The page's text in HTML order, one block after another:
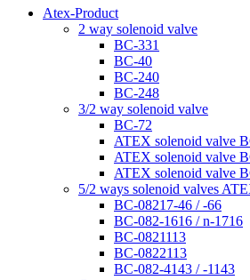
Atex-Product
2 way solenoid valve
BC-331
BC-40
BC-240
BC-248
3/2 way solenoid valve
BC-72
ATEX solenoid valve
ATEX solenoid valve
ATEX solenoid valve
5/2 ways solenoid valves
BC-08217-46 / -66
BC-082-1616 / n-1716
BC-0821113
BC-0822113
BC-082-4143 / -1143